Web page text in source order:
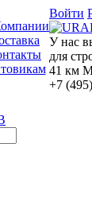
Войти
У нас
для
41 км
+7